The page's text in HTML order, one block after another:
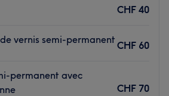
CHF 40
vernis semi-permanent
CHF 60
permanent avec
CHF 70